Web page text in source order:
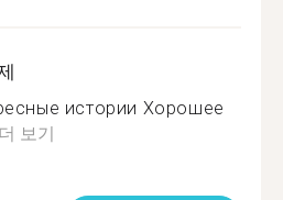
истории Хорошее
더 보기